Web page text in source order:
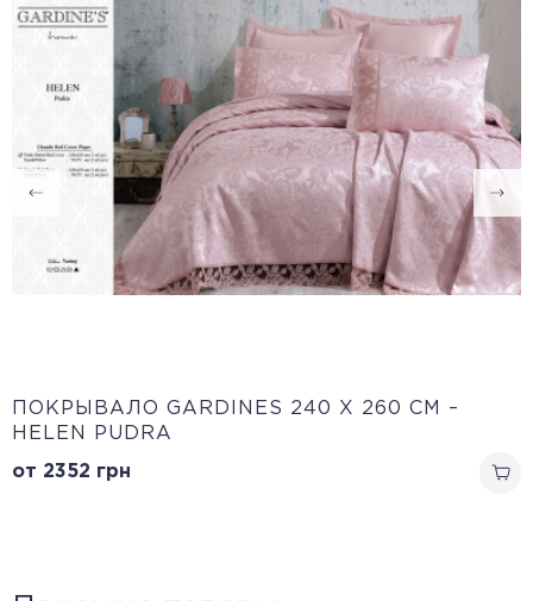
ПОКРЫВАЛО GARDINES 240 X 260 СМ –
HELEN PUDRA
от 2352 грн